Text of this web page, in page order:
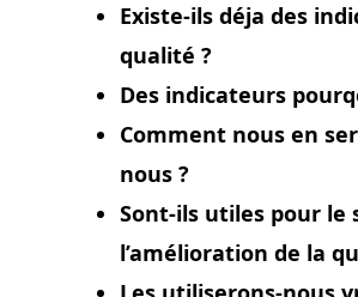
Existe-ils déja des
qualité ?
Des indicateurs
Comment nous en
nous ?
Sont-ils utiles pour le
l’amélioration de la